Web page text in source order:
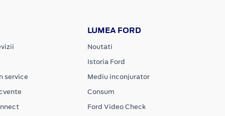
service
LUMEA FORD
Noutati
Istoria Ford
Mediu inconjurator
Consum
Ford Video Check